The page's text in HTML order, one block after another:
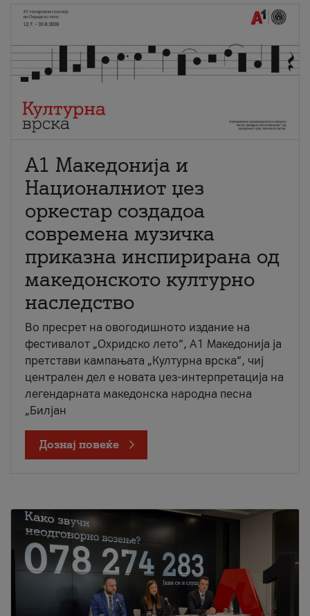
А1 Македонија и
Националниот џез
оркестар создадоа
современа музичка
приказна инспирирана од
македонското културно
наследство
Во пресрет на овогодишното издание на
фестивалот „Охридско лето“, А1 Македонија ја
претстави кампањата „Културна врска“, чиј
централен дел е новата џез-интерпретација на
легендарната македонска народна песна
„Билјан
Дознај повеќе